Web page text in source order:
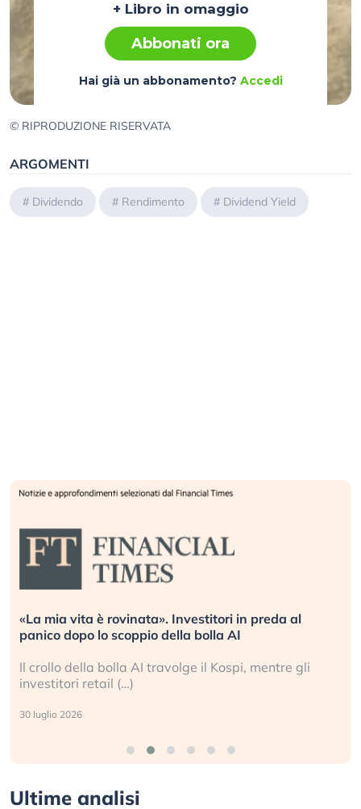
+ Libro in omaggio
Abbonati ora
Hai già un abbonamento? Accedi
© RIPRODUZIONE RISERVATA
ARGOMENTI
# Dividendo # Rendimento # Dividend Yield
«La mia vita è rovinata». Investitori in preda al
panico dopo lo scoppio della bolla AI
Il crollo della bolla AI travolge il Kospi, mentre gli
investitori retail (…)
30 luglio 2026
Ultime analisi